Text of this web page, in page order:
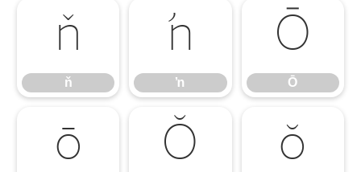
ň
ň
ŉ
ŉ
Ō
Ō
ō Ŏ ŏ